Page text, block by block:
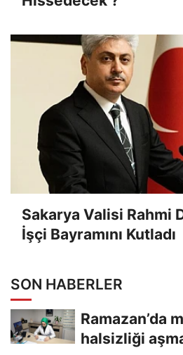
Sakarya Valisi Rahmi
İşçi Bayramını Kutladı
SON HABERLER
Ramazan’da
halsizliği